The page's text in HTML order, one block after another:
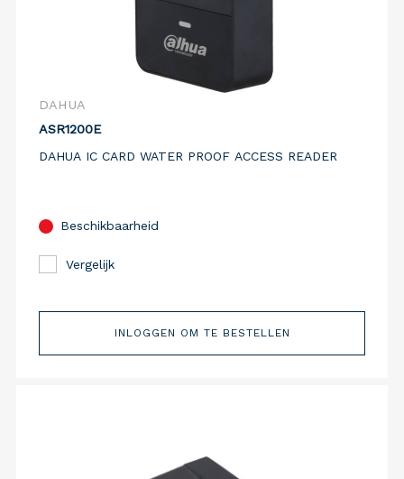
DAHUA
ASR1200E
DAHUA IC CARD WATER PROOF ACCESS READER
Beschikbaarheid
Vergelijk
INLOGGEN OM TE BESTELLEN